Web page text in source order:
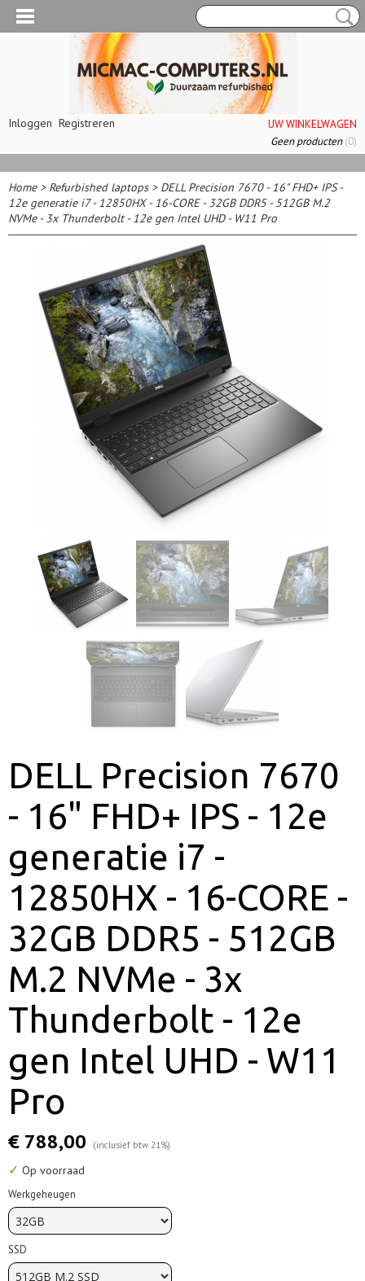
Inloggen Registreren
UW WINKELWAGEN
Geen producten(0)
Home> Refurbished laptops> DELL Precision 7670 - 16" FHD+ IPS -
12e generatie i7 - 12850HX - 16-CORE - 32GB DDR5 - 512GB M.2
NVMe - 3x Thunderbolt - 12e gen Intel UHD - W11 Pro
DELL Precision 7670
- 16" FHD+ IPS - 12e
generatie i7 -
12850HX - 16-CORE -
32GB DDR5 - 512GB
M.2 NVMe - 3x
Thunderbolt - 12e
gen Intel UHD - W11
Pro
€ 788,00 (inclusief btw 21%)
✓ Op voorraad
Werkgeheugen
SSD